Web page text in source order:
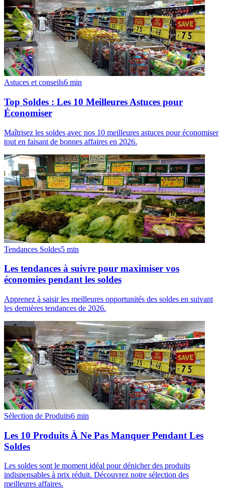
Astuces et conseils6 min
Top Soldes : Les 10 Meilleures Astuces pour
Économiser
Maîtrisez les soldes avec nos 10 meilleures astuces pour économiser
tout en faisant de bonnes affaires en 2026.
Tendances Soldes5 min
Les tendances à suivre pour maximiser vos
économies pendant les soldes
Apprenez à saisir les meilleures opportunités des soldes en suivant
les dernières tendances de 2026.
Sélection de Produits6 min
Les 10 Produits À Ne Pas Manquer Pendant Les
Soldes
Les soldes sont le moment idéal pour dénicher des produits
indispensables à prix réduit. Découvrez notre sélection des
meilleures affaires.